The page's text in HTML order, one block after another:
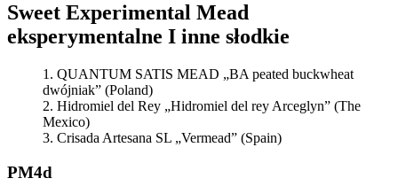
Sweet Experimental Mead
eksperymentalne I inne słodkie
QUANTUM SATIS MEAD „BA peated buckwheat
dwójniak” (Poland)
Hidromiel del Rey „Hidromiel del rey Arceglyn” (The
Mexico)
Crisada Artesana SL „Vermead” (Spain)
PM4d